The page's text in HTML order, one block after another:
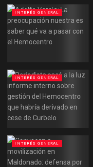
INTERÉS GENERAL
INTERÉS GENERAL
INTERÉS GENERAL